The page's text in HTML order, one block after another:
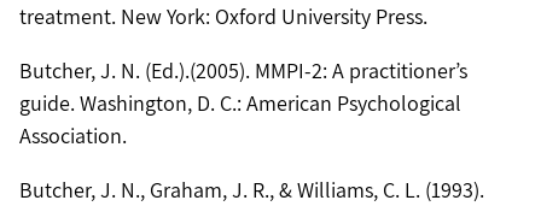
treatment. New York: Oxford University Press.
Butcher, J. N. (Ed.).(2005). MMPI-2: A practitioner’s
guide. Washington, D. C.: American Psychological
Association.
Butcher, J. N., Graham, J. R., & Williams, C. L. (1993).